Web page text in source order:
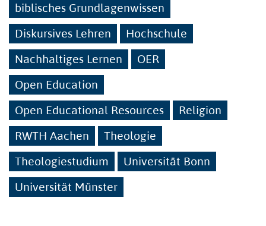
biblisches Grundlagenwissen
Diskursives Lehren
Hochschule
Nachhaltiges Lernen
OER
Open Education
Open Educational Resources
Religion
RWTH Aachen
Theologie
Theologiestudium
Universität Bonn
Universität Münster